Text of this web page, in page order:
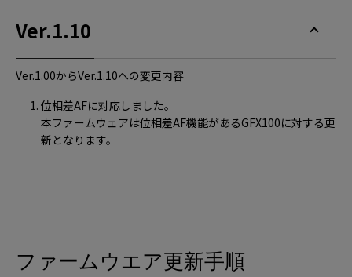
Ver.1.10
Ver.1.00からVer.1.10への変更内容
位相差AFに対応しました。
本ファームウェアは位相差AF機能があるGFX100に対する更
新となります。
ファームウエア更新手順